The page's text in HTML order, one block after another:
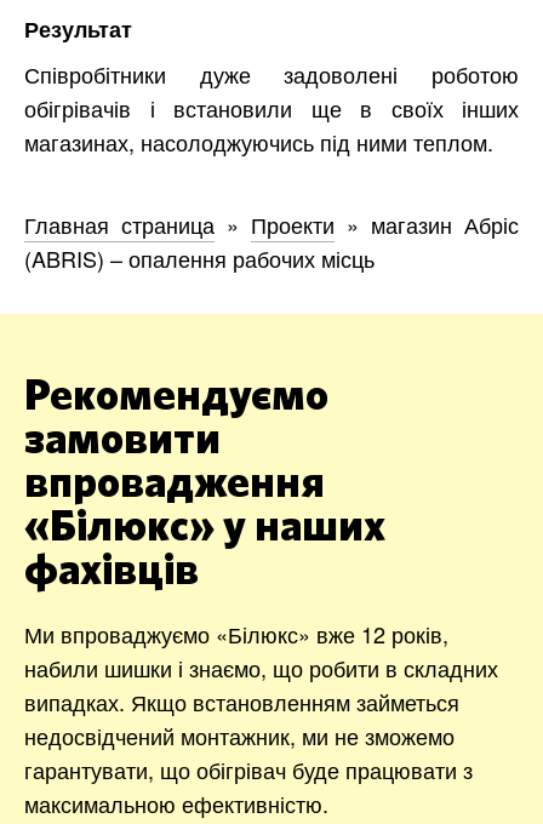
Результат
Співробітники дуже задоволені роботою
обігрівачів і встановили ще в своїх інших
магазинах, насолоджуючись під ними теплом.
Главная страница » Проекти » магазин Абріс
(ABRIS) – опалення рабочих місць
Рекомендуємо
замовити
впровадження
«Білюкс» у наших
фахівців
Ми впроваджуємо «Білюкс» вже 12 років,
набили шишки і знаємо, що робити в складних
випадках. Якщо встановленням займеться
недосвідчений монтажник, ми не зможемо
гарантувати, що обігрівач буде працювати з
максимальною ефективністю.